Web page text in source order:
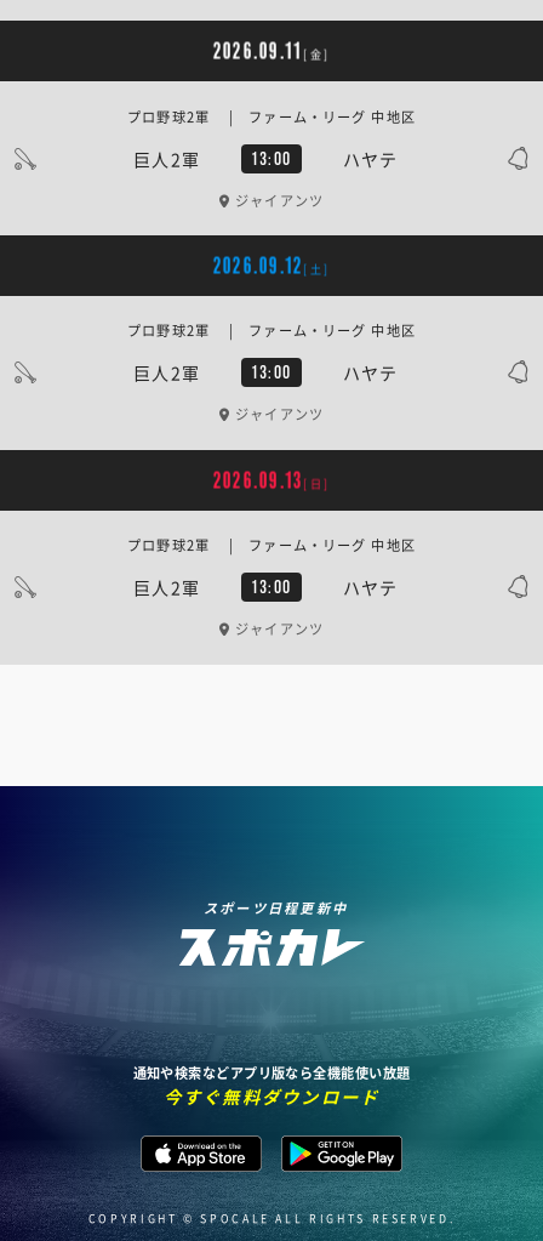
2026.09.11 [金]
巨人2軍 13:00 ハヤテ
プロ野球2軍 | ファーム・リーグ 中地区
ジャイアンツ
2026.09.12 [土]
巨人2軍 13:00 ハヤテ
プロ野球2軍 | ファーム・リーグ 中地区
ジャイアンツ
2026.09.13 [日]
巨人2軍 13:00 ハヤテ
プロ野球2軍 | ファーム・リーグ 中地区
ジャイアンツ
スポーツ日程更新中
通知や検索などアプリ版なら全機能使い放題
今すぐ無料ダウンロード
COPYRIGHT © SPOCALE ALL RIGHTS RESERVED.